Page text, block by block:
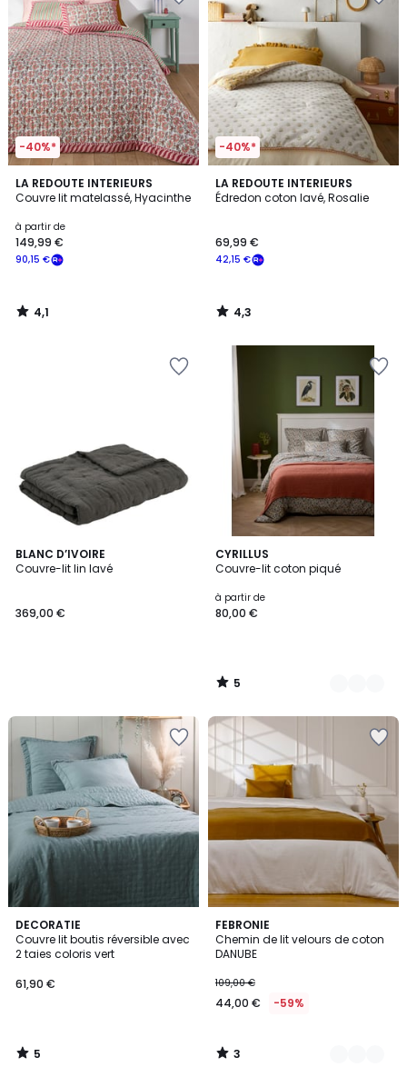
-40%*
LA REDOUTE INTERIEURS
Couvre lit matelassé, Hyacinthe
à partir de
90,15 €
149,99 €
4,1
/ 5
4,1
/
-40%*
LA REDOUTE INTERIEURS
Édredon coton lavé, Rosalie
42,15 €
69,99 €
4,3
/ 5
4,3
/
BLANC D’IVOIRE
Couvre-lit lin lavé
369,00 €
CYRILLUS
Couvre-lit coton piqué
à partir de
80,00 €
5
/
4
Couleurs
5
/
DECORATIE
Couvre lit boutis réversible avec
2 taies coloris vert
61,90 €
5
/
5
5
/
FEBRONIE
Chemin de lit velours de coton
DANUBE
109,00 €
44,00 € -59%
3
/
5
6
Couleurs
3
/